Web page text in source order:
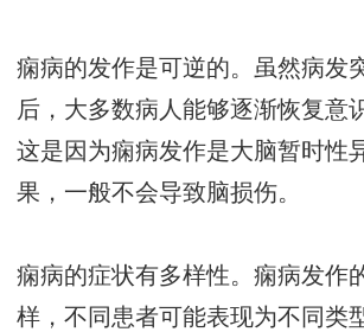
痫病的发作是可逆的。虽然病发
后，大多数病人能够逐渐恢复意
这是因为痫病发作是大脑暂时性
果，一般不会导致脑损伤。
痫病的症状有多样性。痫病发作
样，不同患者可能表现为不同类